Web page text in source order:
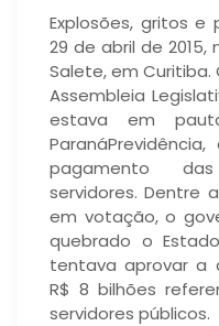
Explosões, gritos
29 de abril de 2015,
Salete, em
Assembleia
estava em
pagamento
servidores. Dentre
em votação, o
quebrado o
tentava aprovar a
R$ 8 bilhões
servidores públicos.